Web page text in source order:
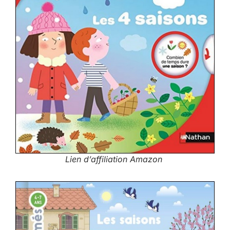
Lien d’affiliation Amazon